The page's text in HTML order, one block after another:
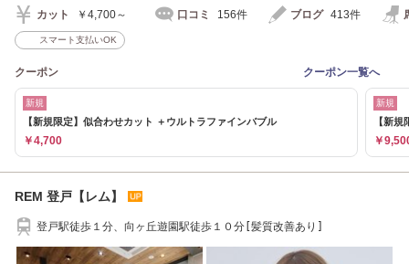
カット ￥4,700～ 口コミ 156件 ブログ 413件
スマート支払いOK
クーポン クーポン一覧へ
新規
【新規限定】似合わせカット ＋ウルトラファインバブル
￥4,700
新規
【新
￥
REM 登戸【レム】
登戸駅徒歩１分、向ヶ丘遊園駅徒歩１０分[髪質改善あり]